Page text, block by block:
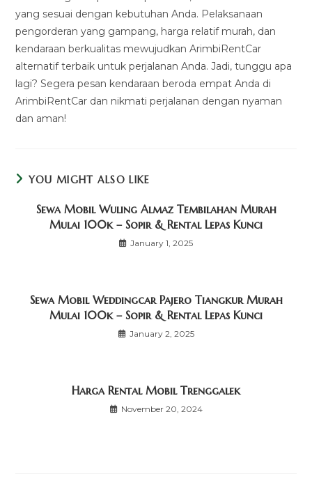
yang sesuai dengan kebutuhan Anda. Pelaksanaan
pengorderan yang gampang, harga relatif murah, dan
kendaraan berkualitas mewujudkan ArimbiRentCar
alternatif terbaik untuk perjalanan Anda. Jadi, tunggu apa
lagi? Segera pesan kendaraan beroda empat Anda di
ArimbiRentCar dan nikmati perjalanan dengan nyaman
dan aman!
YOU MIGHT ALSO LIKE
Sewa Mobil Wuling Almaz Tembilahan Murah
Mulai 100k – Sopir & Rental Lepas Kunci
January 1, 2025
Sewa Mobil Weddingcar Pajero Tiangkur Murah
Mulai 100k – Sopir & Rental Lepas Kunci
January 2, 2025
Harga Rental Mobil Trenggalek
November 20, 2024